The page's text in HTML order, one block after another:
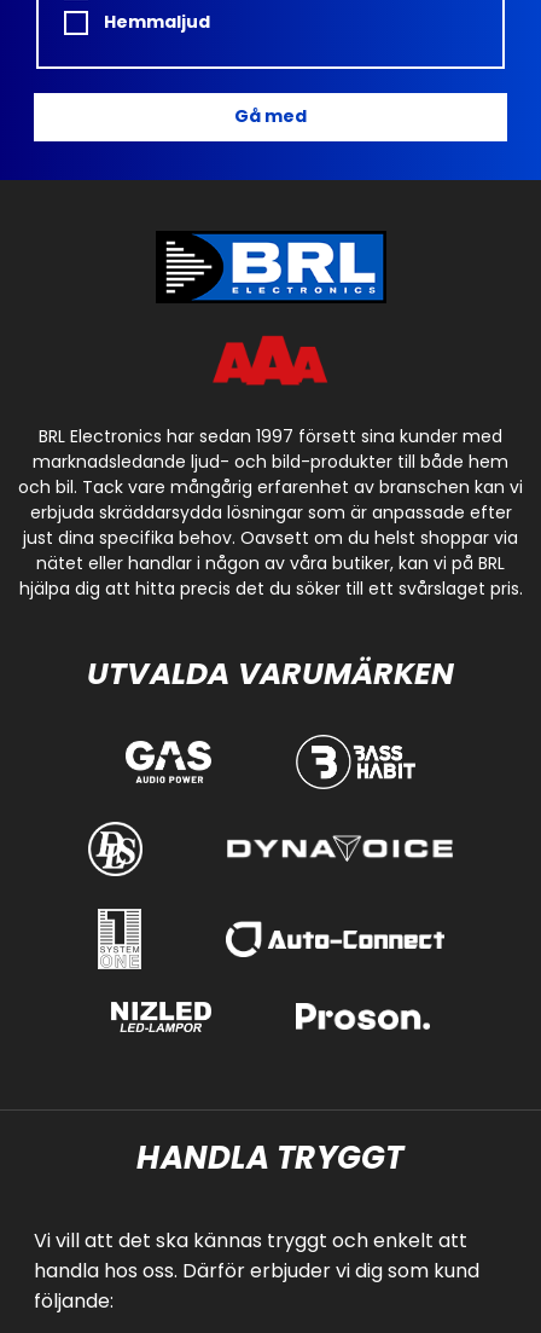
Hemmaljud
Gå med
BRL Electronics har sedan 1997 försett sina kunder med
marknadsledande ljud- och bild-produkter till både hem
och bil. Tack vare mångårig erfarenhet av branschen kan vi
erbjuda skräddarsydda lösningar som är anpassade efter
just dina specifika behov. Oavsett om du helst shoppar via
nätet eller handlar i någon av våra butiker, kan vi på BRL
hjälpa dig att hitta precis det du söker till ett svårslaget pris.
UTVALDA VARUMÄRKEN
HANDLA TRYGGT
Vi vill att det ska kännas tryggt och enkelt att
handla hos oss. Därför erbjuder vi dig som kund
följande: